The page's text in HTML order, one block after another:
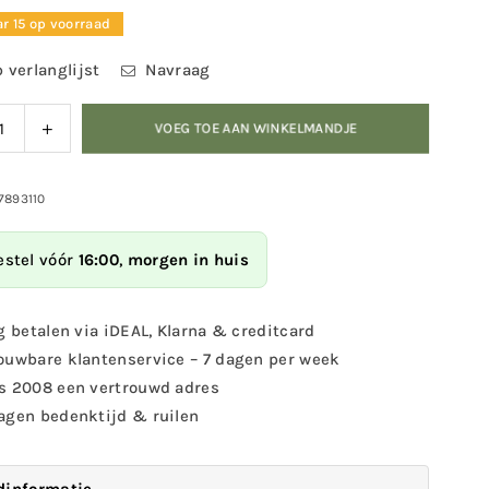
15 op voorraad
verlanglijst Navraag
Verhoog
de
Vogelvoeder
VOEG TOE AAN WINKELMANDJE
vóór 16:00, morgen in huis
betalen via iDEAL, Klarna & creditcard
klantenservice – 7 dagen per week
2008 een vertrouwd adres
bedenktijd & ruilen